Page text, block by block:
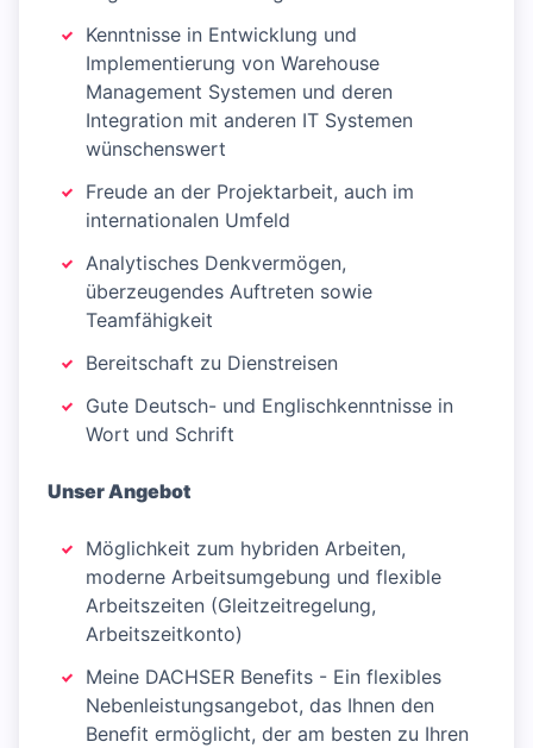
Kenntnisse in Entwicklung und
Implementierung von Warehouse
Management Systemen und deren
Integration mit anderen IT Systemen
wünschenswert
Freude an der Projektarbeit, auch im
internationalen Umfeld
Analytisches Denkvermögen,
überzeugendes Auftreten sowie
Teamfähigkeit
Bereitschaft zu Dienstreisen
Gute Deutsch- und Englischkenntnisse in
Wort und Schrift
Unser Angebot
Möglichkeit zum hybriden Arbeiten,
moderne Arbeitsumgebung und flexible
Arbeitszeiten (Gleitzeitregelung,
Arbeitszeitkonto)
Meine DACHSER Benefits - Ein flexibles
Nebenleistungsangebot, das Ihnen den
Benefit ermöglicht, der am besten zu Ihren